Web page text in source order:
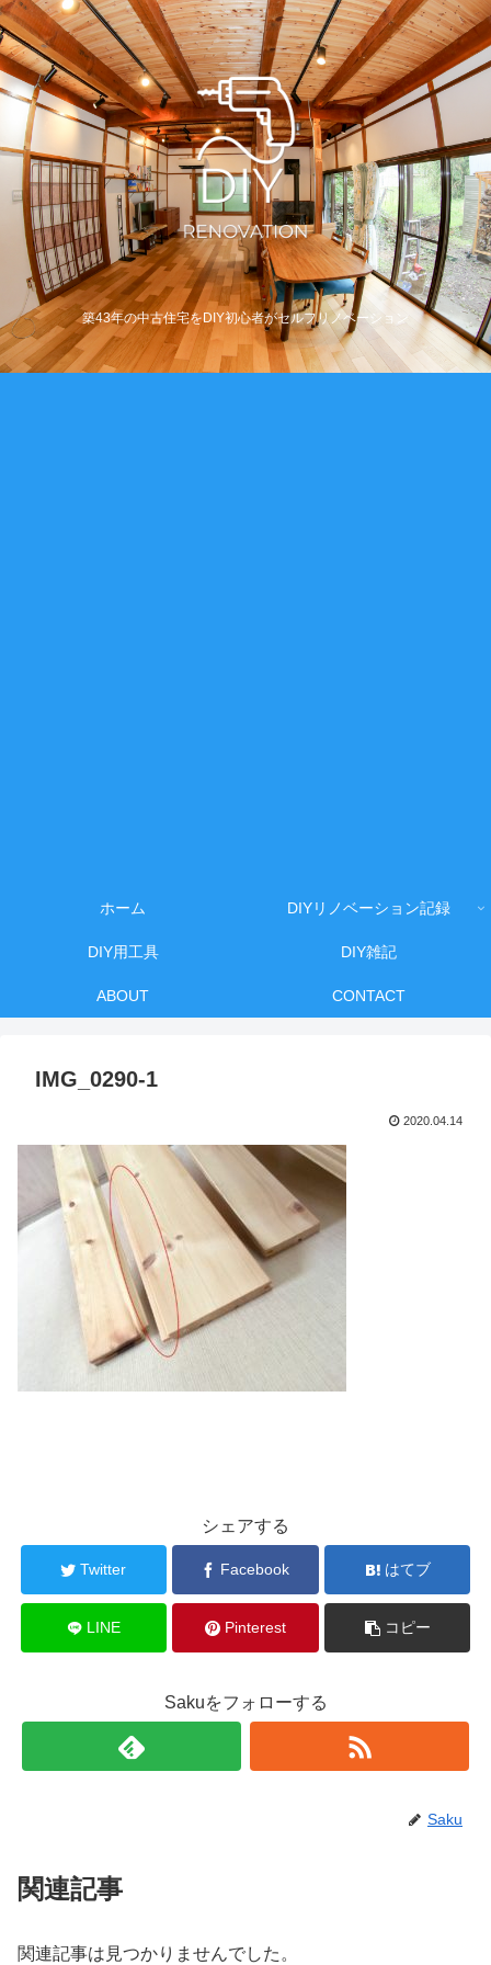
築43年の中古住宅をDIY初心者がセルフリノベーション
ホーム DIYリノベーション記録
DIY用工具 DIY雑記
ABOUT CONTACT
IMG_0290-1
2020.04.14
シェアする
Twitter Facebook はてブ
LINE Pinterest コピー
Sakuをフォローする
Saku
関連記事
関連記事は見つかりませんでした。